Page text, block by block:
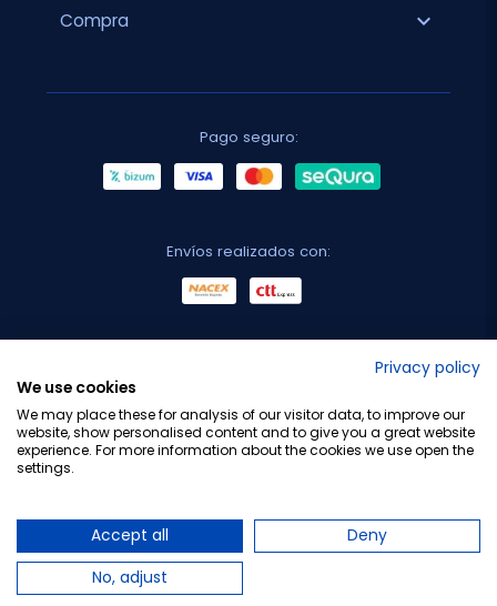
Compra expand_more
Pago seguro:
Envíos realizados con:
Privacy policy
We use cookies
We may place these for analysis of our visitor data, to improve our
website, show personalised content and to give you a great website
experience. For more information about the cookies we use open the
settings.
Accept all
Deny
No, adjust